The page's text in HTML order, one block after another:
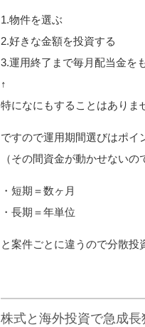
1.物件を選ぶ
2.好きな金額を投資する
3.運用終了まで毎月配当金を
↑
特になにもすることはありま
ですので運用期間選びはポイ
（その間資金が動かせないの
・短期＝数ヶ月
・長期＝年単位
と案件ごとに違うので分散投
株式と海外投資で急成長